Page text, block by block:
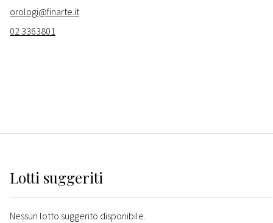
orologi@finarte.it
02 3363801
Lotti suggeriti
Nessun lotto suggerito disponibile.